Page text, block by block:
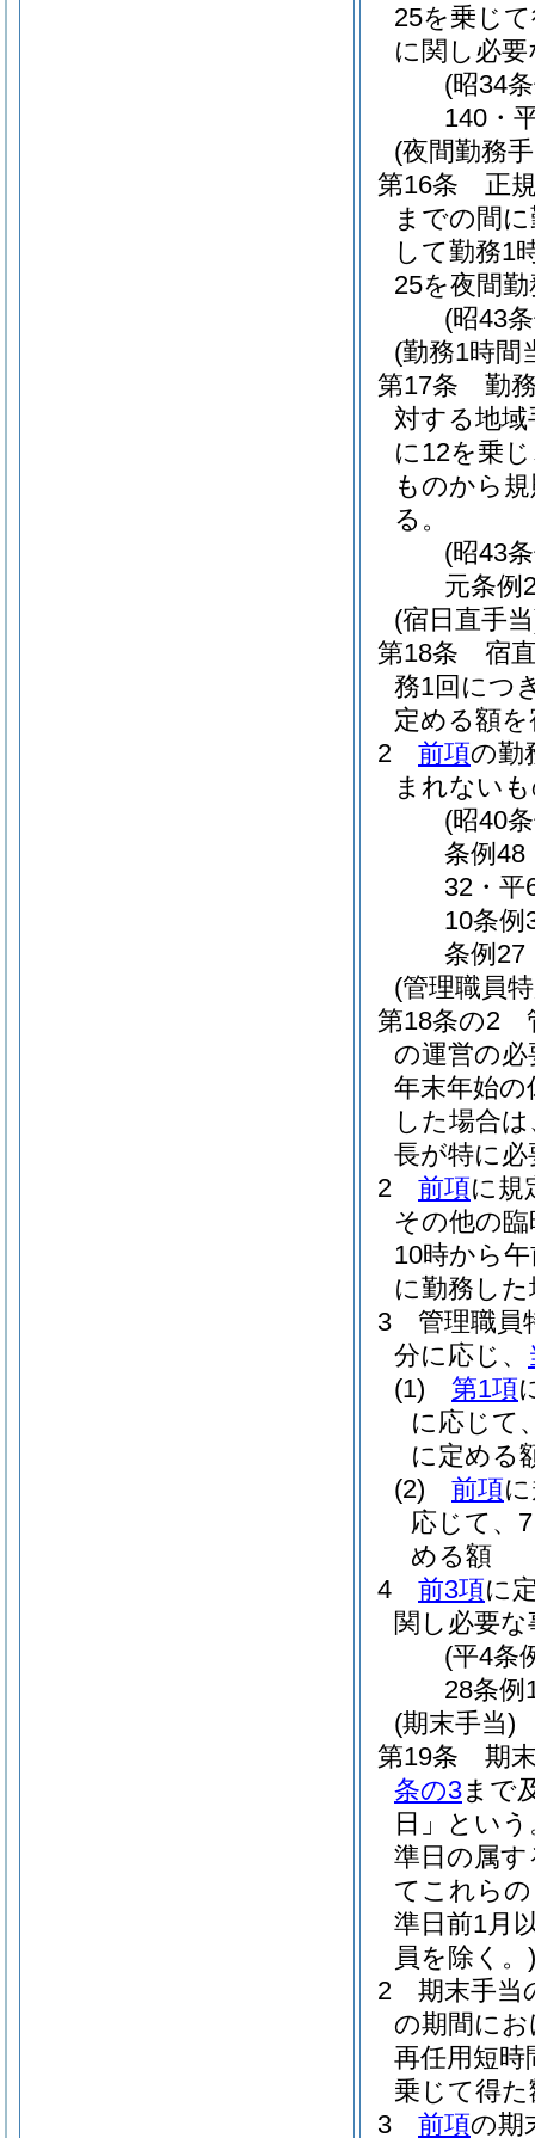
25を乗じ
に関し必
(昭34
140・
(夜間勤務
第16条
正
までの間
して勤務1
25を夜間
(昭43
(勤務1時間
第17条
勤
対する地
に12を乗
ものから
る。
(昭43
元条例
(宿日直手
第18条
宿
務1回につ
定める額
2
前項の勤
まれない
(昭40
条例48
32・平
10条例
条例27
(管理職員
第18条の2
の運営の
年末年始の
した場合
長が特に
2
前項に規
その他の
10時から
に勤務し
3
管理職員
分に応じ、
(1)
第1項
に応じて
に定める
(2)
前項
応じて、
める額
4
前3項に
関し必要
(平4条
28条例
(期末手当)
第19条
期
条の3まで
日」という
準日の属
てこれら
準日前1月
員を除く。)
2
期末手当
の期間に
再任用短
乗じて得
3
前項の期